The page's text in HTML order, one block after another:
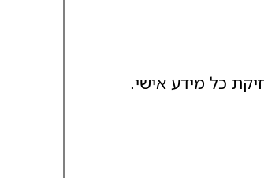
כל מידע אישי.